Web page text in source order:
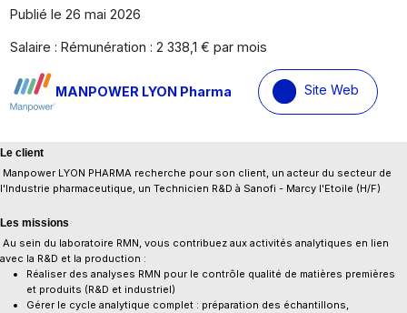
Publié le 26 mai 2026
Salaire : Rémunération : 2 338,1 € par mois
MANPOWER LYON Pharma Site Web
Le client
Manpower LYON PHARMA recherche pour son client, un acteur du secteur de
l'Industrie pharmaceutique, un Technicien R&D à Sanofi - Marcy l'Etoile (H/F)
Les missions
Au sein du laboratoire RMN, vous contribuez aux activités analytiques en lien
avec la R&D et la production :
Réaliser des analyses RMN pour le contrôle qualité de matières premières
et produits (R&D et industriel)
Gérer le cycle analytique complet : préparation des échantillons,